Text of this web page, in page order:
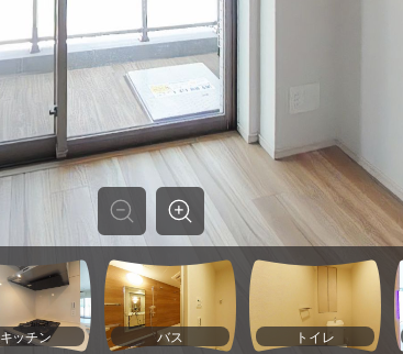
キッチン バス トイレ